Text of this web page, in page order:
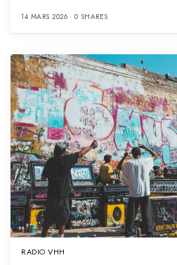
14 MARS 2026 0 SHARES
RADIO VHH